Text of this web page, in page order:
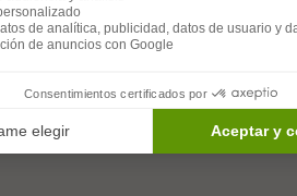
Psicomotricista